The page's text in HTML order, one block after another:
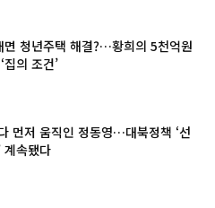
면 청년주택 해결?…황희의 5천억원
의 조건’
먼저 움직인 정동영…대북정책 ‘선
계속됐다